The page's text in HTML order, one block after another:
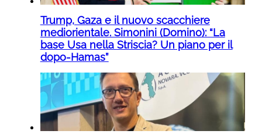
Trump, Gaza e il nuovo scacchiere
mediorientale. Simonini (Domino): “La
base Usa nella Striscia? Un piano per il
dopo-Hamas”